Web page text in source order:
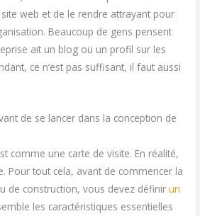
site web et de le rendre attrayant pour
Beaucoup de gens pensent
ait un blog ou un profil sur les
ce n’est pas suffisant, il faut aussi
de se lancer dans la conception de
comme une carte de visite. En réalité,
Pour tout cela, avant de commencer la
de construction, vous devez définirun
les caractéristiques essentielles